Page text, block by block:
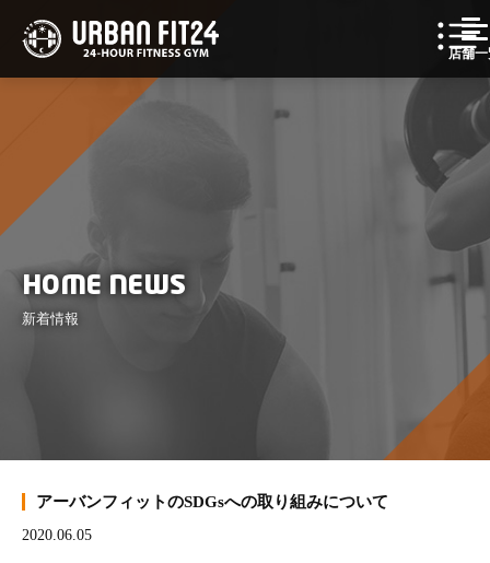
店舗一
HOME NEWS
新着情報
アーバンフィットのSDGsへの取り組みについて
2020.06.05